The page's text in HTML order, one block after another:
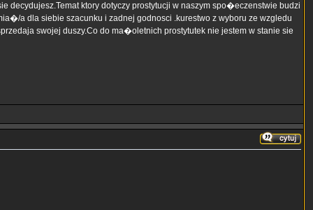
ktory dotyczy prostytucji w naszym spo�eczenstwie budzi
a dla siebie szacunku i zadnej godnosci .kurestwo z wyboru ze wzgledu
swojej duszy.Co do ma�oletnich prostytutek nie jestem w stanie sie